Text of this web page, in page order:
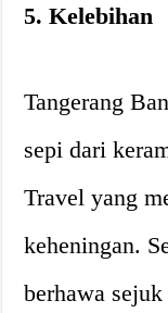
5. Kelebihan
Tangerang
sepi dari
Travel yang
keheningan.
berhawa